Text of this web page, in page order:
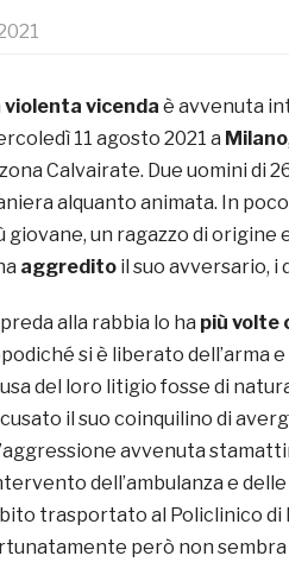
violenta vicenda è avvenuta
11 agosto 2021 a Milano
Calvairate. Due uomini di
alquanto animata. In
giovane, un ragazzo di origine
aggredito il suo avversario, i
alla rabbia lo ha più volte
si è liberato dell’arma e
del loro litigio fosse di
il suo coinquilino di
avvenuta
dell’ambulanza e
trasportato al Policlinico di
però non sembra